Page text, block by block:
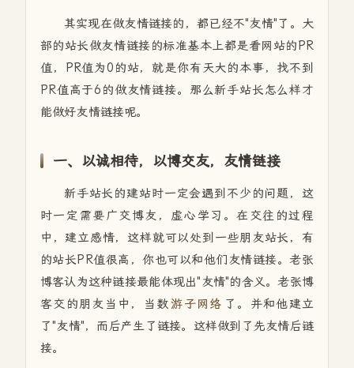
其实现在做友情链接的，都已经不"友情"了。大
部的站长做友情链接的标准基本上都是看网站的PR
值，PR值为0的站，就是你有天大的本事，找不到
PR值高于6的做友情链接。那么新手站长怎么样才
能做好友情链接呢。
一、以诚相待，以博交友，友情链接
新手站长的建站时一定会遇到不少的问题，这
时一定需要广交博友，虚心学习。在交往的过程
中，建立感情，这样就可以处到一些朋友站长，有
的站长PR值很高，你也可以和他们友情链接。老张
博客认为这种链接最能体现出"友情"的含义。老张博
客交的朋友当中，当数游子网络 了。并和他建立
了"友情"，而后产生了链接。这样做到了先友情后链
接。